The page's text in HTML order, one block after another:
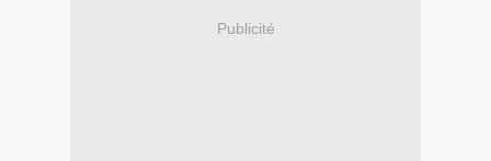
Publicité